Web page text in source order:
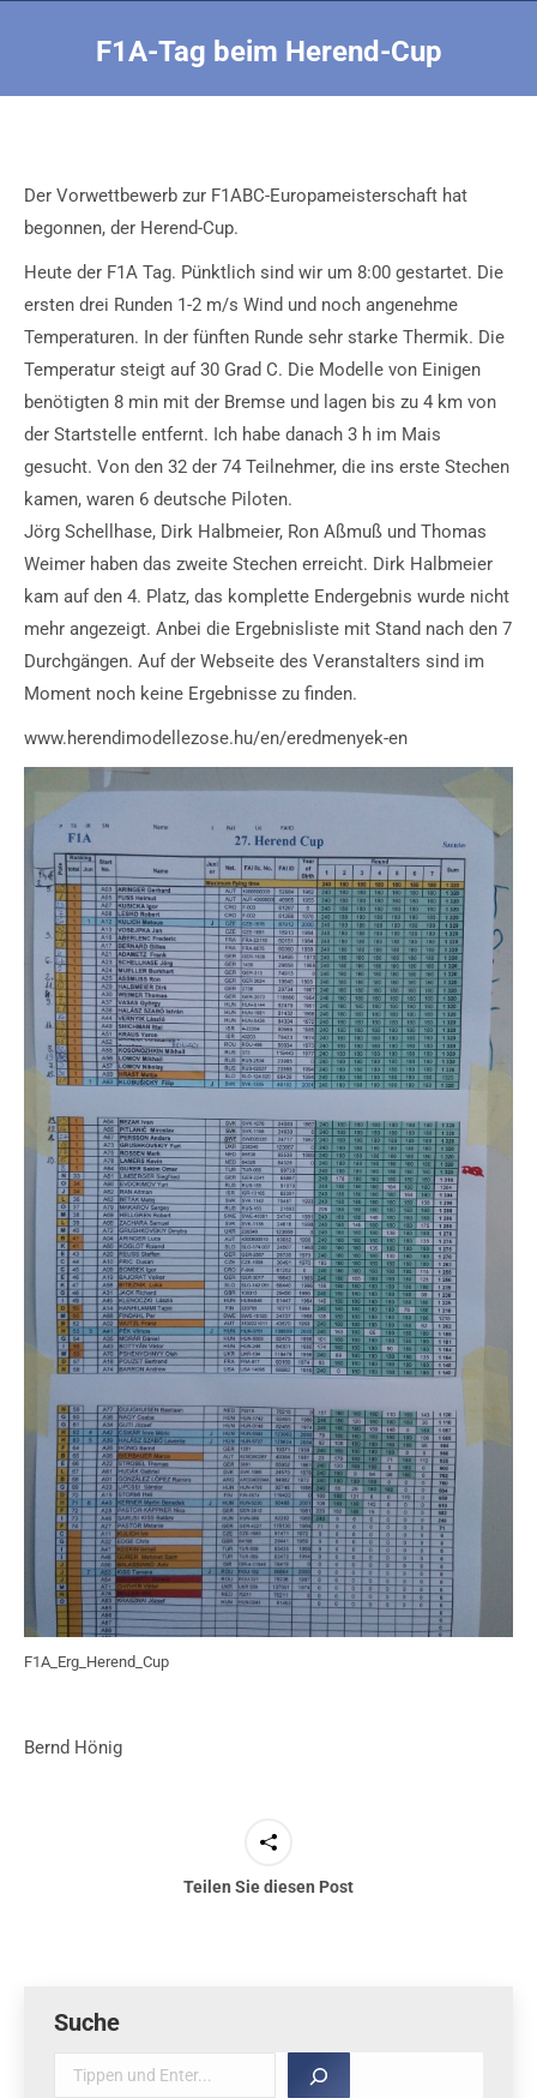
F1A-Tag beim Herend-Cup
Der Vorwettbewerb zur F1ABC-Europameisterschaft hat
begonnen, der Herend-Cup.
Heute der F1A Tag. Pünktlich sind wir um 8:00 gestartet. Die
ersten drei Runden 1-2 m/s Wind und noch angenehme
Temperaturen. In der fünften Runde sehr starke Thermik. Die
Temperatur steigt auf 30 Grad C. Die Modelle von Einigen
benötigten 8 min mit der Bremse und lagen bis zu 4 km von
der Startstelle entfernt. Ich habe danach 3 h im Mais
gesucht. Von den 32 der 74 Teilnehmer, die ins erste Stechen
kamen, waren 6 deutsche Piloten.
Jörg Schellhase, Dirk Halbmeier, Ron Aßmuß und Thomas
Weimer haben das zweite Stechen erreicht. Dirk Halbmeier
kam auf den 4. Platz, das komplette Endergebnis wurde nicht
mehr angezeigt. Anbei die Ergebnisliste mit Stand nach den 7
Durchgängen. Auf der Webseite des Veranstalters sind im
Moment noch keine Ergebnisse zu finden.
www.herendimodellezose.hu/en/eredmenyek-en
F1A_Erg_Herend_Cup
Bernd Hönig
Teilen Sie diesen Post
Suche
Suche